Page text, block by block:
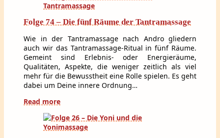
Folge 74 – Die fünf Räume der Tantramassage
Wie in der Tan­tra­mas­sa­ge nach Andro gliedern
auch wir das Tan­tra­mas­sa­ge-Ri­tu­al in fünf Räume.
Gemeint sind Erlebnis- oder Energieräume,
Qualitäten, Aspekte, die weniger zeitlich als viel
mehr für die Bewusstheit eine Rolle spielen. Es geht
dabei um Deine innere Ordnung…
Read more